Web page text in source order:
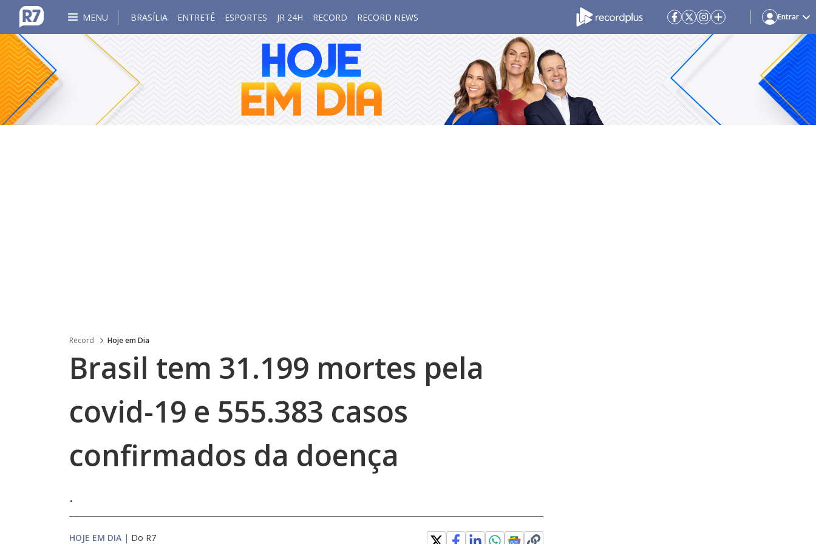
MENU BRASÍLIA ENTRETÊ ESPORTES JR 24H RECORD RECORD NEWS Entrar
Record Hoje em Dia
Brasil tem 31.199 mortes pela
covid-19 e 555.383 casos
confirmados da doença
.
HOJE EM DIA | Do R7